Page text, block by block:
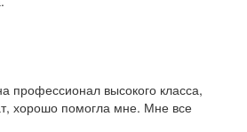
профессионал высокого класса,
хорошо помогла мне. Мне все